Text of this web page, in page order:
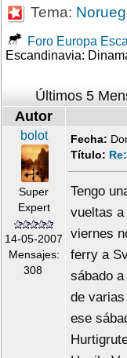
Tema:
Foro Europa
Escandinavia:
Últimos 5
Autor
bolot
Super
Expert
14-05-2007
Mensajes:
308
Fecha:
Título:
Tengo
vueltas a
viernes
ferry a
sábado
de
ese